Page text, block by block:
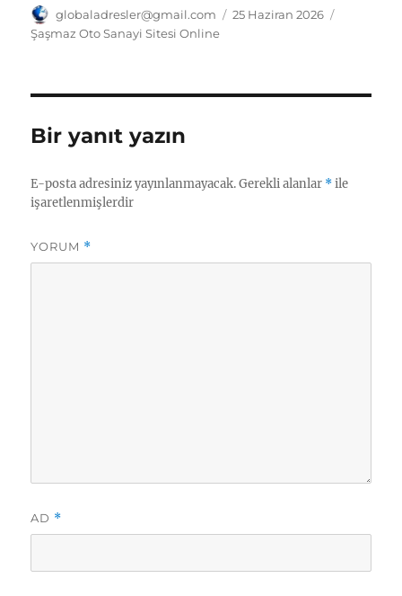
at
s
p
p
k
e
I
n
ai
l
e
g
a
m
ss
e
g
tl
k.
m
a
Yazar
globaladresler@gmail.com
Yayın
25 Haziran 2026
Şaşmaz Oto Sanayi Sitesi Online
Bir yanıt yazın
E-posta adresiniz yayınlanmayacak. Gerekli alanlar *ile
işaretlenmişlerdir
YORUM *
AD *